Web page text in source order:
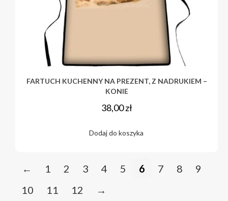
FARTUCH KUCHENNY NA PREZENT, Z NADRUKIEM –
KONIE
38,00zł
Dodaj do koszyka
← 1 2 3 4 5 6 7 8
9
10
11 12 →